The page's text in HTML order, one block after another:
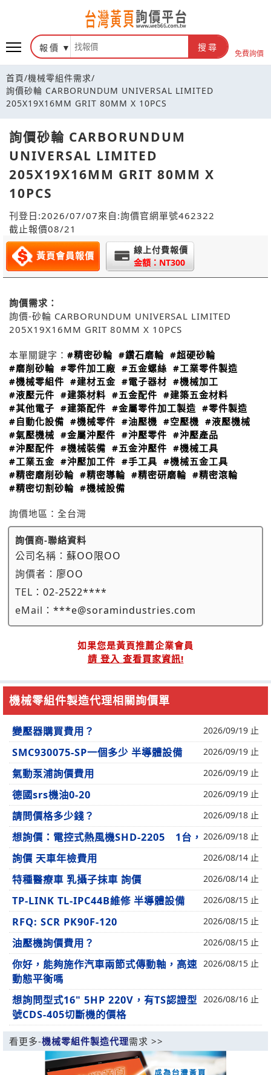
報價 搜尋
免費詢價
首頁/機械零組件需求/
詢價砂輪 CARBORUNDUM UNIVERSAL LIMITED
205X19X16MM GRIT 80MM X 10PCS
詢價砂輪 CARBORUNDUM
UNIVERSAL LIMITED
205X19X16MM GRIT 80MM X
10PCS
刊登日:2026/07/07來自:詢價官網單號462322
截止報價08/21
黃頁會員報價
線上付費報價
金額：NT300
詢價需求：
詢價-砂輪 CARBORUNDUM UNIVERSAL LIMITED
205X19X16MM GRIT 80MM X 10PCS
本單關鍵字： #精密砂輪 #鑽石磨輪 #超硬砂輪
#磨削砂輪 #零件加工廠 #五金螺絲 #工業零件製造
#機械零組件 #建材五金 #電子器材 #機械加工
#液壓元件 #建築材料 #五金配件 #建築五金材料
#其他電子 #建築配件 #金屬零件加工製造 #零件製造
#自動化設備 #機械零件 #油壓機 #空壓機 #液壓機械
#氣壓機械 #金屬沖壓件 #沖壓零件 #沖壓產品
#沖壓配件 #機械裝備 #五金沖壓件 #機械工具
#工業五金 #沖壓加工件 #手工具 #機械五金工具
#精密磨削砂輪 #精密導輪 #精密研磨輪 #精密滾輪
#精密切割砂輪 #機械設備
詢價地區： 全台灣
詢價商-聯絡資料
公司名稱： 蘇OO限OO
詢價者： 廖OO
TEL： 02-2522****
eMail： ***e@soramindustries.com
如果您是黃頁推薦企業會員
請 登入 查看買家資訊!
機械零組件製造代理相關詢價單
變壓器購買費用？ 2026/09/19 止
SMC930075-SP一個多少 半導體設備 2026/09/19 止
氣動泵浦詢價費用 2026/09/19 止
德國srs機油0-20 2026/09/19 止
請問價格多少錢？ 2026/09/18 止
想詢價：電控式熱風機SHD-2205 1台， 2026/09/18 止
詢價 天車年檢費用 2026/08/14 止
特種醫療車 乳攝子抹車 詢價 2026/08/14 止
TP-LINK TL-IPC44B維修 半導體設備 2026/08/15 止
RFQ: SCR PK90F-120 2026/08/15 止
油壓機詢價費用？ 2026/08/15 止
你好，能夠施作汽車兩節式傳動軸，高速
動態平衡嗎
2026/08/15 止
想詢問型式16" 5HP 220V，有TS認證型
號CDS-405切斷機的價格
2026/08/16 止
看更多-機械零組件製造代理需求 >>